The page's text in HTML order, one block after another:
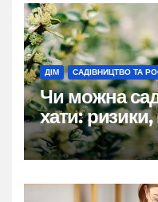
ДІМ САДІВНИЦТВО ТА
Чи можна
хати:
практичні